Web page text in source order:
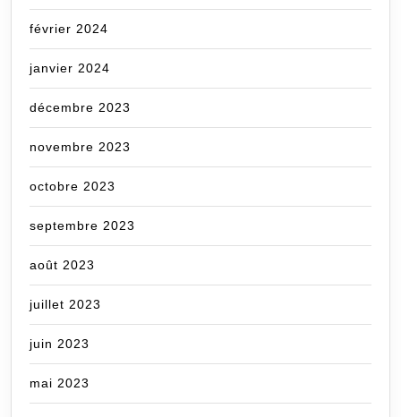
février 2024
janvier 2024
décembre 2023
novembre 2023
octobre 2023
septembre 2023
août 2023
juillet 2023
juin 2023
mai 2023